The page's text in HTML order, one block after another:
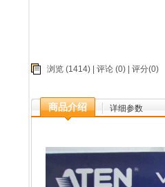
浏览 (1414) | 评论 (0) | 评分(0)
商品介绍 详细参数